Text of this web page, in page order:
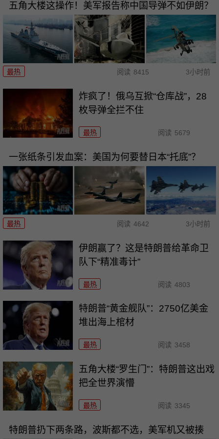
五角大楼这操作！美军报告称中国导弹不如伊朗？
最热 阅读 8415 3小时前
炸疯了！俄乌互掀“仓库战”，28
枚导弹全拦不住
最热 阅读 5679
一张纸条引发血案：美国为何要替日本“托底”？
最热 阅读 4642 3小时前
伊朗赢了？这是特朗普给革命卫
队下“精准毒计”
最热 阅读 4803
特朗普“黄金舰队”：2750亿美金
堆出海上棺材
最热 阅读 3458
五角大楼“罗生门”：特朗普这出戏
把全世界演懵
最热 阅读 3345
特朗普扔下两条路，波斯都不选，美军机又被揍